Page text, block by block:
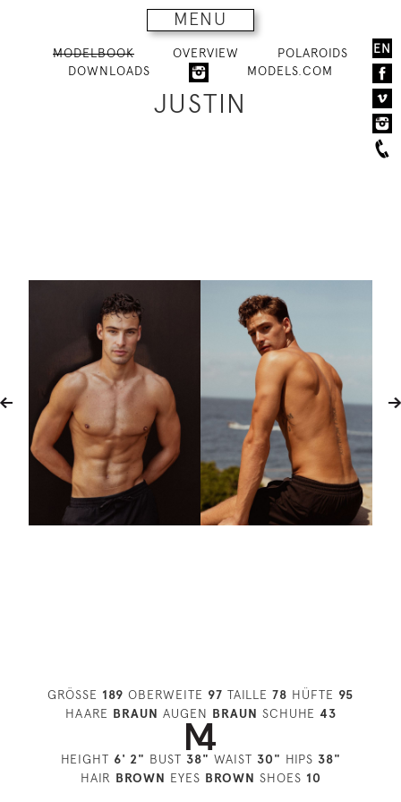
MENU
EN
MODELBOOK OVERVIEW
POLAROIDS
DOWNLOADS
MODELS.COM
JUSTIN
GRÖSSE 189 OBERWEITE 97 TAILLE 78 HÜFTE 95
HAARE BRAUN AUGEN BRAUN SCHUHE 43
HEIGHT 6' 2" BUST 38" WAIST 30" HIPS 38"
HAIR BROWN EYES BROWN SHOES 10